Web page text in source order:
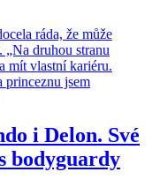
i Delon. Své
bodyguardy